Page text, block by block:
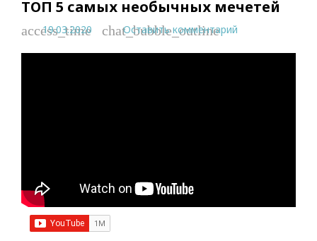
ТОП 5 самых необычных мечетей
access_time
19.03.2020 chat_bubble_outline
Оставить комментарий